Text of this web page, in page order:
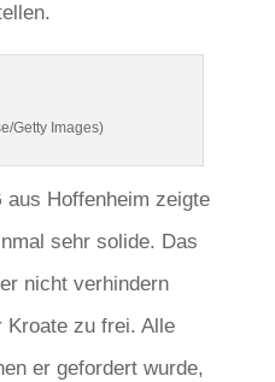
Getty Images)
aus Hoffenheim zeigte
sehr solide. Das
nicht verhindern
Kroate zu frei. Alle
er gefordert wurde,